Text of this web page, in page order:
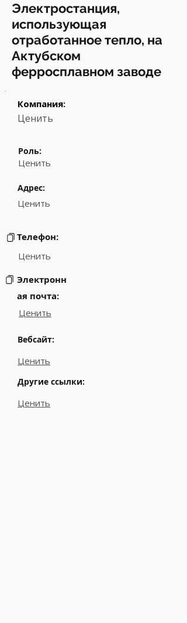
Электростанция,
использующая
отработанное тепло, на
Актубском
ферросплавном заводе
Компания:
Ценить
Роль:
Ценить
Адрес:
Ценить
Телефон:
Ценить
Электронн
ая почта:
Ценить
Вебсайт:
Ценить
Другие ссылки:
Ценить